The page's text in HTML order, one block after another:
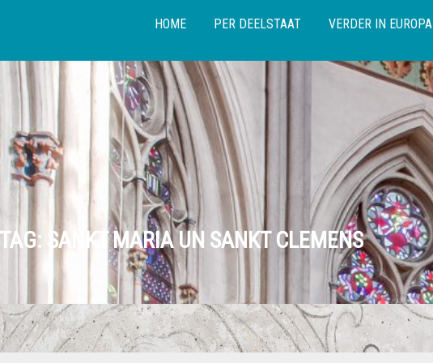
HOME PER DEELSTAAT VERDER IN EUROPA
TAG: SANKT MARIA UN SANKT CLEMENS